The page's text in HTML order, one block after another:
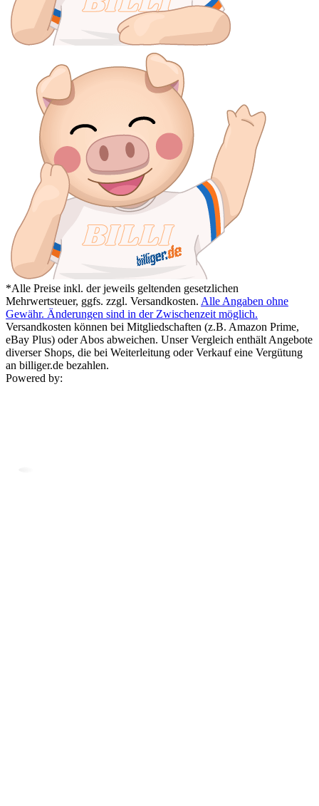
*Alle Preise inkl. der jeweils geltenden gesetzlichen
Mehrwertsteuer, ggfs. zzgl. Versandkosten. Alle Angaben ohne
Gewähr. Änderungen sind in der Zwischenzeit möglich.
Versandkosten können bei Mitgliedschaften (z.B. Amazon Prime,
eBay Plus) oder Abos abweichen. Unser Vergleich enthält Angebote
diverser Shops, die bei Weiterleitung oder Verkauf eine Vergütung
an billiger.de bezahlen.
Powered by: